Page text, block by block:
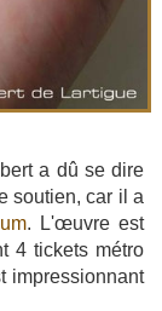
a dû se dire
soutien, car il a
. L'œuvre est
4 tickets métro
impressionnant